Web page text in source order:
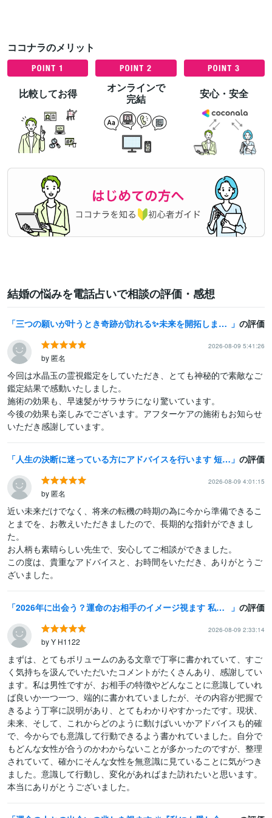
ココナラのメリット
比較してお得
オンラインで
完結
安心・安全
結婚の悩みを電話占いで相談の評価・感想
三つの願いが叶うとき奇跡が訪れる✨未来を開拓します 3つの願いの魔術✨叶えたい願いをピカピカにして心願成就へ…✨ の評価
2026-08-09 5:41:26
by 匿名
今回は水晶玉の霊視鑑定をしていただき、とても神秘的で素敵なご
鑑定結果で感動いたしました。
施術の効果も、早速髪がサラサラになり驚いています。
今後の効果も楽しみでございます。アフターケアの施術もお知らせ
いただき感謝しています。
人生の決断に迷っている方にアドバイスを行います 短時間でハッキリした結果が出やすい占術です。 の評価
2026-08-09 4:01:15
by 匿名
近い未来だけでなく、将来の転機の時期の為に今から準備できるこ
とまでを、お教えいただきましたので、長期的な指針ができまし
た。
お人柄も素晴らしい先生で、安心してご相談ができました。
この度は、貴重なアドバイスと、お時間をいただき、ありがとうご
ざいました。
2026年に出会う？運命のお相手のイメージ視ます 私は1人…周りが結婚して焦る。婚活マッチングアプリ再婚離婚 の評価
2026-08-09 2:33:14
by Y H1122
まずは、とてもボリュームのある文章で丁寧に書かれていて、すご
く気持ちを汲んでいただいたコメントがたくさんあり、感謝してい
ます。私は男性ですが、お相手の特徴やどんなことに意識していれ
ば良いか一つ一つ、端的に書かれていましたが、その内容が把握で
きるよう丁寧に説明があり、とてもわかりやすかったです。現状、
未来、そして、これからどのように動けばいいかアドバイスも的確
で、今からでも意識して行動できるよう書かれていました。自分で
もどんな女性が合うのかわからないことが多かったのですが、整理
されていて、確かにそんな女性を無意識に見ていることに気がつき
ました。意識して行動し、変化があればまた訪れたいと思います。
本当にありがとうございました。